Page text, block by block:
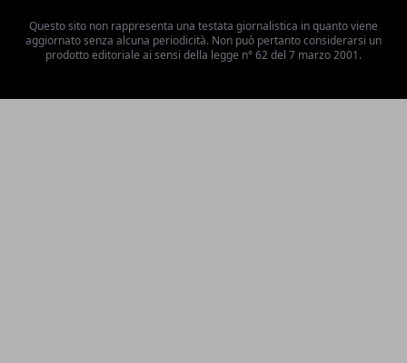
Questo sito non rappresenta una testata giornalistica in quanto viene
aggiornato senza alcuna periodicità. Non può pertanto considerarsi un
prodotto editoriale ai sensi della legge n° 62 del 7 marzo 2001.